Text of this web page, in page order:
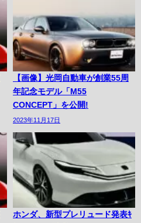
【画像】光岡自動車が創業55周
年記念モデル「M55
CONCEPT」を公開!
2023年11月17日
ホンダ、新型プレリュード発表ｷ